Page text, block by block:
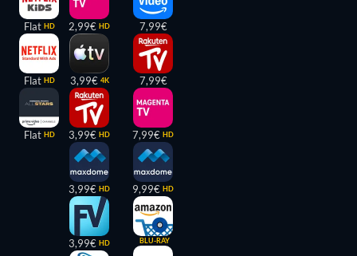
Flat HD
Flat HD
Flat HD
2,99€ HD
3,99€ 4K
3,99€ HD
3,99€ HD
3,99€ HD
7,99€
7,99€
7,99€ HD
9,99€ HD
BLU-RAY